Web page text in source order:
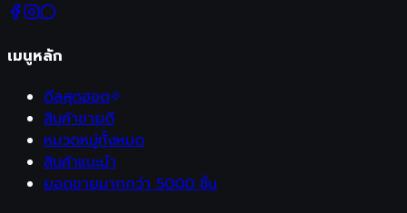
เมนูหลัก
ดีลสุดฮอต
สินค้าขายดี
หมวดหมู่ทั้งหมด
สินค้าแนะนำ
ยอดขายมากกว่า 5000 ชิ้น